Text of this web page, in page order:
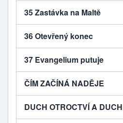
35 Zastávka na Maltě
36 Otevřený konec
37 Evangelium putuje
ČÍM ZAČÍNÁ NADĚJE
DUCH OTROCTVÍ A